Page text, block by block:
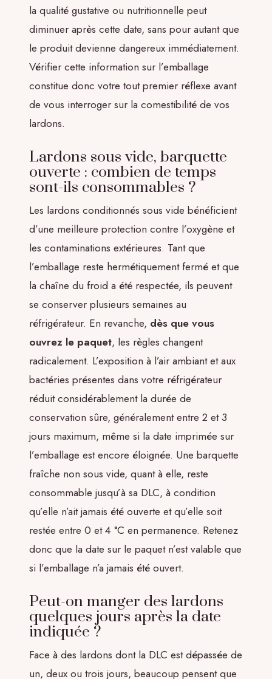
la qualité gustative ou nutritionnelle peut
diminuer après cette date, sans pour autant que
le produit devienne dangereux immédiatement.
Vérifier cette information sur l’emballage
constitue donc votre tout premier réflexe avant
de vous interroger sur la comestibilité de vos
lardons.
Lardons sous vide, barquette
ouverte : combien de temps
sont-ils consommables ?
Les lardons conditionnés sous vide bénéficient
d’une meilleure protection contre l’oxygène et
les contaminations extérieures. Tant que
l’emballage reste hermétiquement fermé et que
la chaîne du froid a été respectée, ils peuvent
se conserver plusieurs semaines au
réfrigérateur. En revanche, dès que vous
ouvrez le paquet, les règles changent
radicalement. L’exposition à l’air ambiant et aux
bactéries présentes dans votre réfrigérateur
réduit considérablement la durée de
conservation sûre, généralement entre 2 et 3
jours maximum, même si la date imprimée sur
l’emballage est encore éloignée. Une barquette
fraîche non sous vide, quant à elle, reste
consommable jusqu’à sa DLC, à condition
qu’elle n’ait jamais été ouverte et qu’elle soit
restée entre 0 et 4 °C en permanence. Retenez
donc que la date sur le paquet n’est valable que
si l’emballage n’a jamais été ouvert.
Peut-on manger des lardons
quelques jours après la date
indiquée ?
Face à des lardons dont la DLC est dépassée de
un, deux ou trois jours, beaucoup pensent que